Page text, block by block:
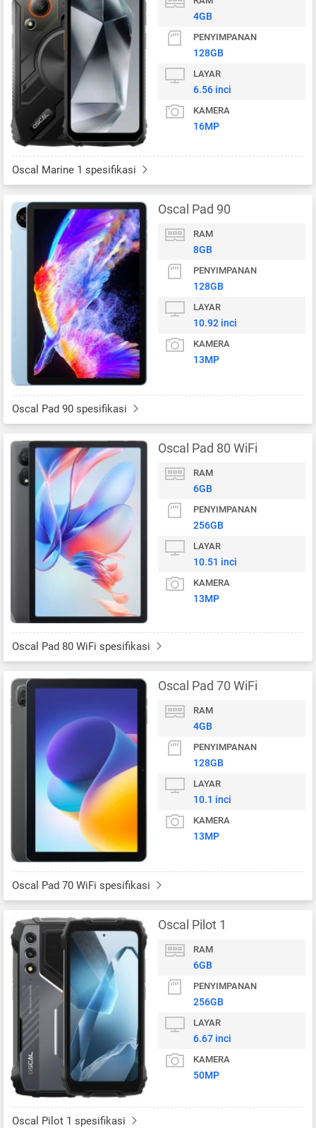
4GB
PENYIMPANAN
128GB
LAYAR
6.56 inci
KAMERA
16MP
Oscal Marine 1 spesifikasi
Oscal Pad 90
RAM
8GB
PENYIMPANAN
128GB
LAYAR
10.92 inci
KAMERA
13MP
Oscal Pad 90 spesifikasi
Oscal Pad 80 WiFi
RAM
6GB
PENYIMPANAN
256GB
LAYAR
10.51 inci
KAMERA
13MP
Oscal Pad 80 WiFi spesifikasi
Oscal Pad 70 WiFi
RAM
4GB
PENYIMPANAN
128GB
LAYAR
10.1 inci
KAMERA
13MP
Oscal Pad 70 WiFi spesifikasi
Oscal Pilot 1
RAM
6GB
PENYIMPANAN
256GB
LAYAR
6.67 inci
KAMERA
50MP
Oscal Pilot 1 spesifikasi